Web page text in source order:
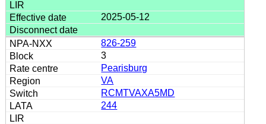
2025-05-12
826-259
3
Pearisburg
VA
RCMTVAXA5MD
244